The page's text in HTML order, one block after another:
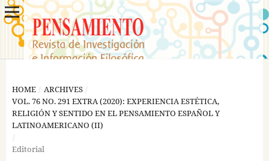
HOME / ARCHIVES /
VOL. 76 NO. 291 EXTRA (2020): EXPERIENCIA ESTÉTICA,
RELIGIÓN Y SENTIDO EN EL PENSAMIENTO ESPAÑOL Y
LATINOAMERICANO (II)
/
Editorial